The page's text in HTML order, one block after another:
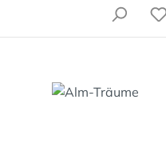
überspringen